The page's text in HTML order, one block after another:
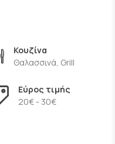
ώστε να αναδεικνύουν
των προϊόντων της
δημιουργούν
επισκέπτες να
Κουζίνα
Θαλασσινά, Grill
Εύρος τιμής
20€ - 30€